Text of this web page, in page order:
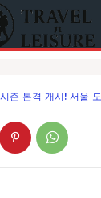
즌 본격 개시! 서울